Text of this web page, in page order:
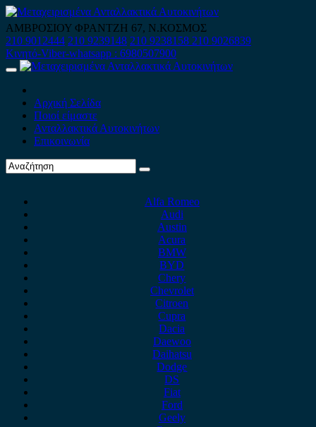
Skip
to
content
ΑΜΒΡΟΣΙΟΥ ΦΡΑΝΤΖΗ 67, Ν.ΚΟΣΜΟΣ
210 9012444 210 9239148 210 9238158 210 9026839
Κινητό-Viber-whatsapp : 6980507900
Primary
Αρχική Σελίδα
Ποιοί είμαστε
Ανταλλακτικά Αυτοκινήτων
Επικοινωνία
Alfa Romeo
Audi
Austin
Acura
BMW
BYD
Chery
Chevrolet
Citroen
Cupra
Dacia
Daewoo
Daihatsu
Dodge
DS
Fiat
Ford
Geely